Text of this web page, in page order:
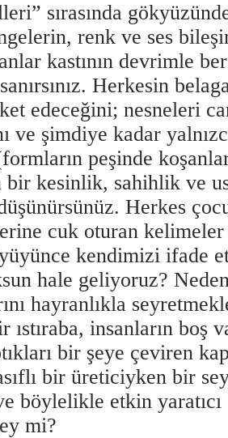
sırasında
renk ve ses
kastının devrimle
Herkesin
edeceğini; nesneleri
ve şimdiye kadar
peşinde
bir kesinlik, sahihlik ve
Herkes
cuk oturan
kendimizi ifade
hale geliyoruz?
hayranlıkla
ıstıraba, insanların boş
bir şeye çeviren
bir üreticiyken bir
böylelikle etkin
mi?